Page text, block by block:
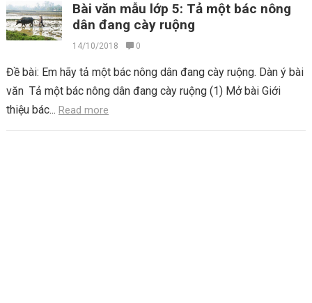
Bài văn mẫu lớp 5: Tả một bác nông
dân đang cày ruộng
14/10/2018 0
Đề bài: Em hãy tả một bác nông dân đang cày ruộng. Dàn ý bài
văn Tả một bác nông dân đang cày ruộng (1) Mở bài Giới
thiệu bác... Read more